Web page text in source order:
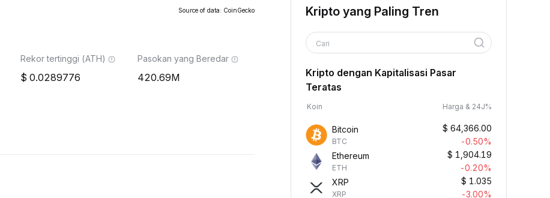
Source of data: CoinGecko
Rekor tertinggi (ATH)
0.0289776
Pasokan yang Beredar
420.69M
Kripto yang Paling Tren
Cari
Kripto dengan Kapitalisasi Pasar
Teratas
Koin Harga & 24J%
Bitcoin
BTC
$ 64,366.00
-0.50%
Ethereum
ETH
$ 1,904.19
-0.20%
XRP
XRP
$ 1.035
-3.00%